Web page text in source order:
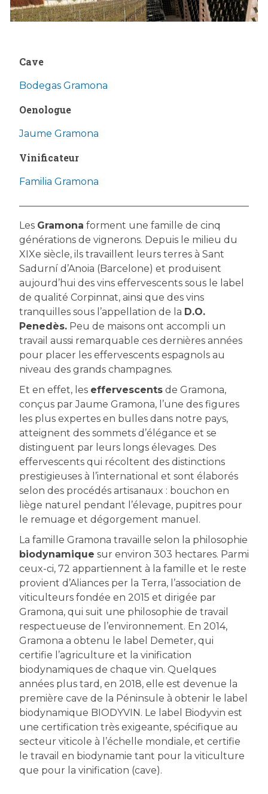
Cave
Bodegas Gramona
Oenologue
Jaume Gramona
Vinificateur
Familia Gramona
Les Gramona forment une famille de cinq
générations de vignerons. Depuis le milieu du
XIXe siècle, ils travaillent leurs terres à Sant
Sadurní d’Anoia (Barcelone) et produisent
aujourd’hui des vins effervescents sous le label
de qualité Corpinnat, ainsi que des vins
tranquilles sous l’appellation de la D.O.
Penedès. Peu de maisons ont accompli un
travail aussi remarquable ces dernières années
pour placer les effervescents espagnols au
niveau des grands champagnes.
Et en effet, les effervescents de Gramona,
conçus par Jaume Gramona, l’une des figures
les plus expertes en bulles dans notre pays,
atteignent des sommets d’élégance et se
distinguent par leurs longs élevages. Des
effervescents qui récoltent des distinctions
prestigieuses à l’international et sont élaborés
selon des procédés artisanaux : bouchon en
liège naturel pendant l’élevage, pupitres pour
le remuage et dégorgement manuel.
La famille Gramona travaille selon la philosophie
biodynamique sur environ 303 hectares. Parmi
ceux-ci, 72 appartiennent à la famille et le reste
provient d’Aliances per la Terra, l’association de
viticulteurs fondée en 2015 et dirigée par
Gramona, qui suit une philosophie de travail
respectueuse de l’environnement. En 2014,
Gramona a obtenu le label Demeter, qui
certifie l’agriculture et la vinification
biodynamiques de chaque vin. Quelques
années plus tard, en 2018, elle est devenue la
première cave de la Péninsule à obtenir le label
biodynamique BIODYVIN. Le label Biodyvin est
une certification très exigeante, spécifique au
secteur viticole à l’échelle mondiale, et certifie
le travail en biodynamie tant pour la viticulture
que pour la vinification (cave).